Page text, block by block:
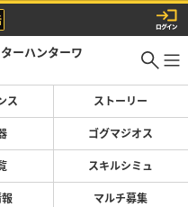
ーハンターワ
ス ストーリー
ゴグマジオス
スキルシミュ
マルチ募集